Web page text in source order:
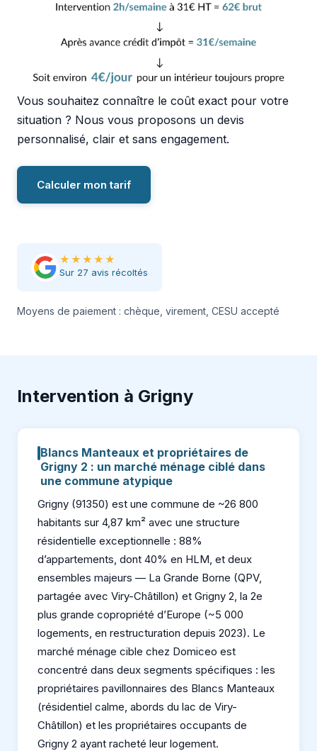
Vous souhaitez connaître le coût exact pour votre
situation ? Nous vous proposons un devis
personnalisé, clair et sans engagement.
Calculer mon tarif
★★★★★
Sur 27 avis récoltés
Moyens de paiement : chèque, virement, CESU accepté
Intervention à Grigny
Blancs Manteaux et propriétaires de
Grigny 2 : un marché ménage ciblé dans
une commune atypique
Grigny (91350) est une commune de ~26 800
habitants sur 4,87 km² avec une structure
résidentielle exceptionnelle : 88%
d’appartements, dont 40% en HLM, et deux
ensembles majeurs — La Grande Borne (QPV,
partagée avec Viry-Châtillon) et Grigny 2, la 2e
plus grande copropriété d’Europe (~5 000
logements, en restructuration depuis 2023). Le
marché ménage cible chez Domiceo est
concentré dans deux segments spécifiques : les
propriétaires pavillonnaires des Blancs Manteaux
(résidentiel calme, abords du lac de Viry-
Châtillon) et les propriétaires occupants de
Grigny 2 ayant racheté leur logement.